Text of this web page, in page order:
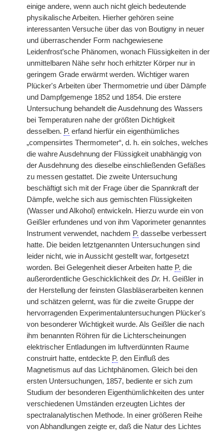
einige andere, wenn auch nicht gleich bedeutende
physikalische Arbeiten. Hierher gehören seine
interessanten Versuche über das von Boutigny in neuer
und überraschender Form nachgewiesene
Leidenfrost’sche Phänomen, wonach Flüssigkeiten in der
unmittelbaren Nähe sehr hoch erhitzter Körper nur in
geringem Grade erwärmt werden. Wichtiger waren
Plücker's Arbeiten über Thermometrie und über Dämpfe
und Dampfgemenge 1852 und 1854. Die erstere
Untersuchung behandelt die Ausdehnung des Wassers
bei Temperaturen nahe der größten Dichtigkeit
desselben. P. erfand hierfür ein eigenthümliches
„compensirtes Thermometer“, d. h. ein solches, welches
die wahre Ausdehnung der Flüssigkeit unabhängig von
der Ausdehnung des dieselbe einschließenden Gefäßes
zu messen gestattet. Die zweite Untersuchung
beschäftigt sich mit der Frage über die Spannkraft der
Dämpfe, welche sich aus gemischten Flüssigkeiten
(Wasser und Alkohol) entwickeln. Hierzu wurde ein von
Geißler erfundenes und von ihm Vaporimeter genanntes
Instrument verwendet, nachdem P. dasselbe verbessert
hatte. Die beiden letztgenannten Untersuchungen sind
leider nicht, wie in Aussicht gestellt war, fortgesetzt
worden. Bei Gelegenheit dieser Arbeiten hatte P. die
außerordentliche Geschicklichkeit des Dr. H. Geißler in
der Herstellung der feinsten Glasbläserarbeiten kennen
und schätzen gelernt, was für die zweite Gruppe der
hervorragenden Experimentaluntersuchungen Plücker's
von besonderer Wichtigkeit wurde. Als Geißler die nach
ihm benannten Röhren für die Lichterscheinungen
elektrischer Entladungen im luftverdünnten Raume
construirt hatte, entdeckte P. den Einfluß des
Magnetismus auf das Lichtphänomen. Gleich bei den
ersten Untersuchungen, 1857, bediente er sich zum
Studium der besonderen Eigenthümlichkeiten des unter
verschiedenen Umständen erzeugten Lichtes der
spectralanalytischen Methode. In einer größeren Reihe
von Abhandlungen zeigte er, daß die Natur des Lichtes